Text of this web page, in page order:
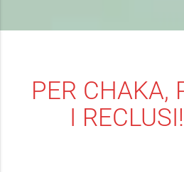
PER CHAKA,
I